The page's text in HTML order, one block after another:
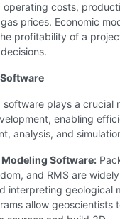
operating costs,
prices. Economic
profitability of a
software plays a crucial
enabling
analysis, and
Software:
and RMS are
interpreting geological
allow geoscientists